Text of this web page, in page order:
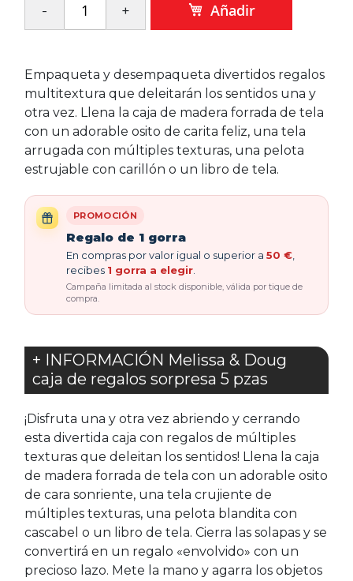
Añadir
Empaqueta y desempaqueta divertidos regalos
multitextura que deleitarán los sentidos una y
otra vez. Llena la caja de madera forrada de tela
con un adorable osito de carita feliz, una tela
arrugada con múltiples texturas, una pelota
estrujable con carillón o un libro de tela.
PROMOCIÓN
Regalo de 1 gorra
En compras por valor igual o superior a 50 €
recibes 1 gorra a elegir
Campaña limitada al stock disponible, válida por tique de
compra.
+ INFORMACIÓN Melissa & Doug
caja de regalos sorpresa 5 pzas
¡Disfruta una y otra vez abriendo y cerrando
esta divertida caja con regalos de múltiples
texturas que deleitan los sentidos! Llena la caja
de madera forrada de tela con un adorable osito
de cara sonriente, una tela crujiente de
múltiples texturas, una pelota blandita con
cascabel o un libro de tela. Cierra las solapas y se
convertirá en un regalo «envolvido» con un
precioso lazo. Mete la mano y agarra los objetos